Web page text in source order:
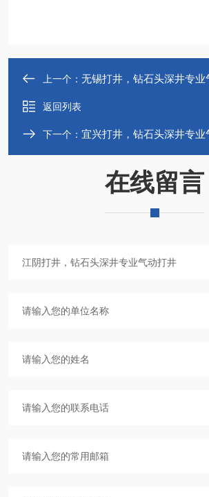
上一个： 无锡打井，钻石头深井专业
返回列表
下一个： 宜兴打井，钻石头深井专业
在线留言